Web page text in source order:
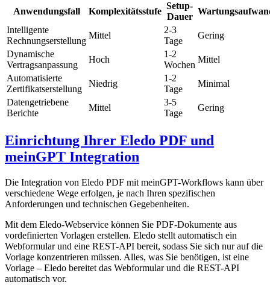
Anwendungsfall Komplexitätsstufe
Setup-
Dauer
Intelligente
Rechnungserstellung
Mittel
2-3
Tage
Gering
Dynamische
Vertragsanpassung
Hoch
1-2
Wochen
Mittel
Automatisierte
Zertifikatserstellung
Niedrig
1-2
Tage
Minimal
Datengetriebene
Berichte
Mittel
3-5
Tage
Gering
Einrichtung Ihrer Eledo PDF und
meinGPT Integration
Die Integration von Eledo PDF mit meinGPT-Workflows kann über
verschiedene Wege erfolgen, je nach Ihren spezifischen
Anforderungen und technischen Gegebenheiten.
Mit dem Eledo-Webservice können Sie PDF-Dokumente aus
vordefinierten Vorlagen erstellen. Eledo stellt automatisch ein
Webformular und eine REST-API bereit, sodass Sie sich nur auf die
Vorlage konzentrieren müssen. Alles, was Sie benötigen, ist eine
Vorlage – Eledo bereitet das Webformular und die REST-API
automatisch vor.